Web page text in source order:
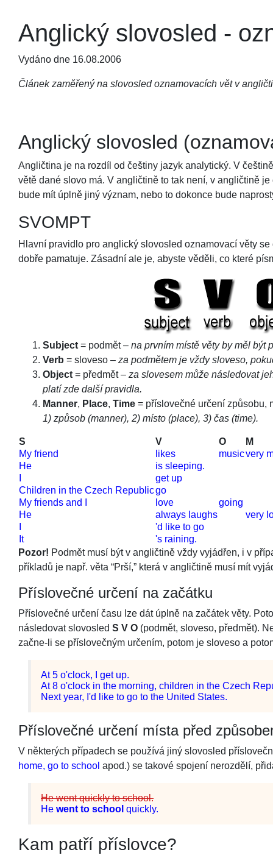
Anglický slovosled -
Vydáno dne 16.08.2006
Článek zaměřený na slovosled oznamovacích vět v
Anglický slovosled
Angličtina je na rozdíl od češtiny jazyk analytický. V
větě dané slovo má. V angličtině to tak není, v angličtině
bude mít úplně jiný význam, nebo to dokonce bude
SVOMPT
Hlavní pravidlo pro anglický slovosled oznamovací věty
dobře pamatuje. Zásadní ale je, abyste věděli, co které
Subject = podmět – na prvním místě věty by měl být
Verb = sloveso – za podmětem je vždy sloveso,
Object = předmět – za slovesem může následovat
platí zde další pravidla.
Manner, Place, Time = příslovečné určení způsobu,
1) způsob (manner), 2) místo (place), 3) čas (time).
S V O
M
My friend
likes musicvery
He
is sleeping.
get up
Children in the Czech Republicgo
My friends and I
love
going
He
always laughs
very
'd like to go
It
's raining.
Pozor! Podmět musí být v angličtině vždy vyjádřen, i v
příkladů je např. věta “Prší,” která v angličtině musí mít
Příslovečné určení na začátku
Příslovečné určení času lze dát úplně na začátek věty.
následovat slovosled S V O (podmět, sloveso, předmět).
začne-li se příslovečným určením, potom je sloveso a
At 5 o'clock, I get up.
At 8 o'clock in the morning, children in the Czech
Next year, I'd like to go to the United States.
Příslovečné určení místa před
V některých případech se používá jiný slovosled
home, go to school apod.) se takové spojení nerozdělí,
He went quickly to school.
He went to school quickly.
Kam patří příslovce?